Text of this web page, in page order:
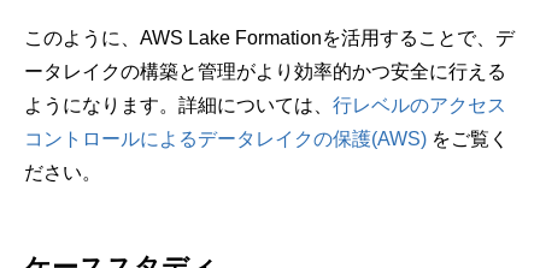
このように、AWS Lake Formationを活用することで、デ
ータレイクの構築と管理がより効率的かつ安全に行える
ようになります。詳細については、 行レベルのアクセス
コントロールによるデータレイクの保護(AWS) をご覧く
ださい。